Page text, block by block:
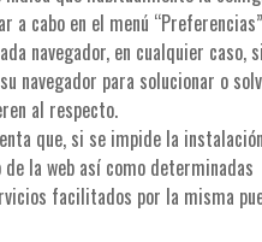
a cabo en el menú
navegador, en cualquier caso,
navegador para solucionar o
al respecto.
que, si se impide la
la web así como determinadas
facilitados por la misma